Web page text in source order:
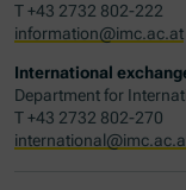
T +43 2732 802-222
information@imc.ac.at
International
Department for
T +43 2732 802-270